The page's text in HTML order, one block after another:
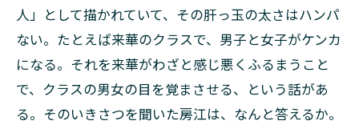
人」として描かれていて、その肝っ玉の太さはハンパ
ない。たとえば来華のクラスで、男子と女子がケンカ
になる。それを来華がわざと感じ悪くふるまうこと
で、クラスの男女の目を覚まさせる、という話があ
る。そのいきさつを聞いた房江は、なんと答えるか。